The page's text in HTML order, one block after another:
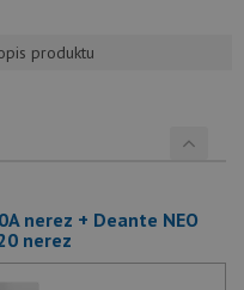
produktu
nerez + Deante NEO
nerez